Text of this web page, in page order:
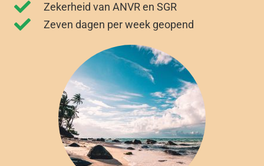
Zekerheid van ANVR en SGR
Zeven dagen per week geopend